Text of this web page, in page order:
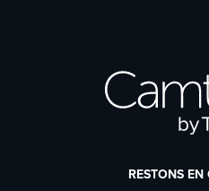
RESTONS